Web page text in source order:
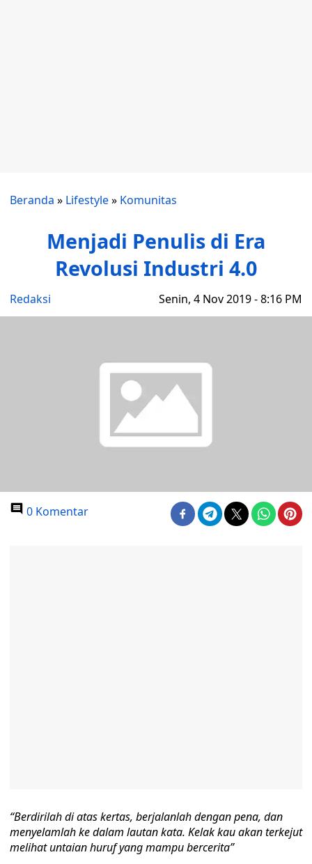
Beranda » Lifestyle» Komunitas
Menjadi Penulis di Era
Revolusi Industri 4.0
Redaksi Senin, 4 Nov 2019 - 8:16 PM
0 Komentar
“Berdirilah di atas kertas, berjalanlah dengan pena, dan
menyelamlah ke dalam lautan kata. Kelak kau akan terkejut
melihat untaian huruf yang mampu bercerita”